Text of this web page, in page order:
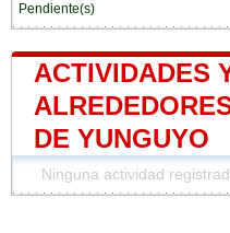
Pendiente(s)
ACTIVIDADES
DE YUNGUYO
Ninguna actividad